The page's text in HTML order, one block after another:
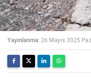
Yayınlanma: 26 Mayıs 2025